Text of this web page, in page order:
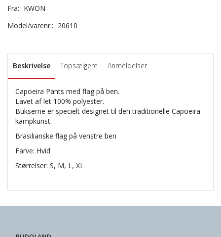
Fra: KWON
Model/varenr.: 20610
Beskrivelse Topsælgere Anmeldelser
Capoeira Pants med flag på ben.
Lavet af let 100% polyester.
Bukserne er specielt designet til den traditionelle Capoeira
kampkunst.
Brasilianske flag på venstre ben
Farve: Hvid
Størrelser: S, M, L, XL